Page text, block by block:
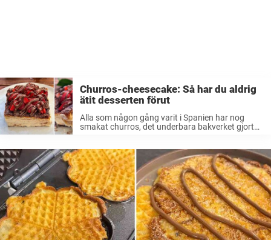
Churros-cheesecake: Så har du aldrig
ätit desserten förut
Alla som någon gång varit i Spanien har nog
smakat churros, det underbara bakverket gjort
med något av det godaste ...